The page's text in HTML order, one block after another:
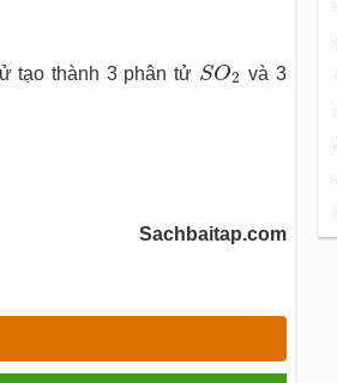
tạo thành 3 phân tử SO2
SO
và 3
Sachbaitap.com